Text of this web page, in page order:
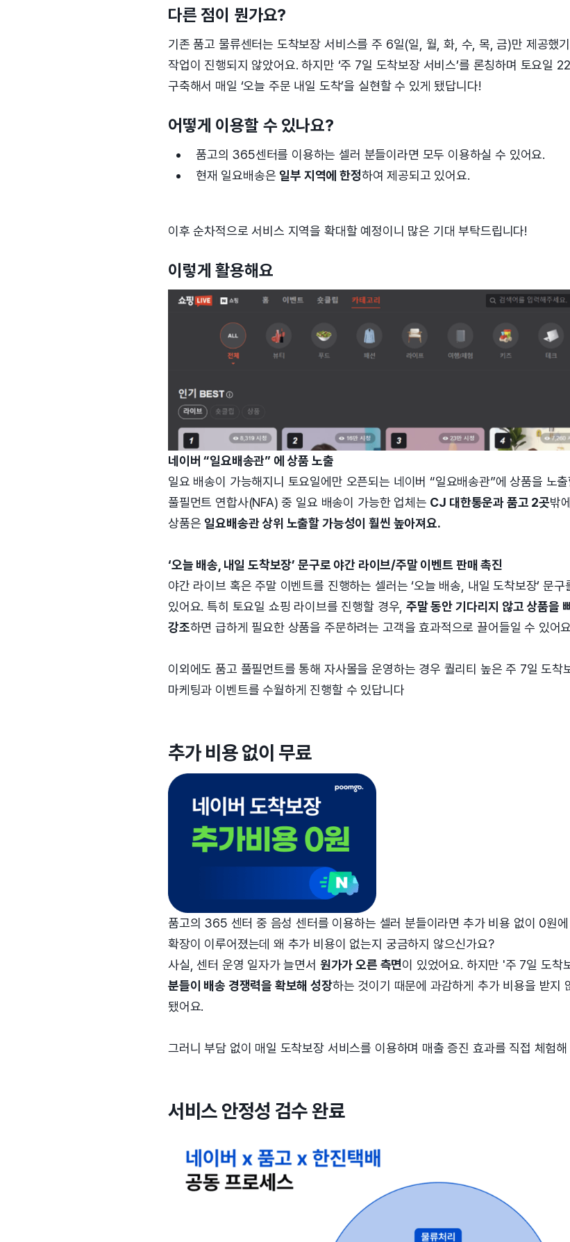
다른 점이 뭔가요?
기존 품고 물류센터는 도착보장 서비스를 주 6일(일, 월, 화, 수, 목, 금)만 제공했
작업이 진행되지 않았어요. 하지만 ‘주 7일 도착보장 서비스’를 론칭하며 토요일
구축해서 매일 ‘오늘 주문 내일 도착’을 실현할 수 있게 됐답니다!
어떻게 이용할 수 있나요?
품고의 365센터를 이용하는 셀러 분들이라면 모두 이용하실 수 있어요.
현재 일요배송은일부 지역에 한정하여 제공되고 있어요.
이후 순차적으로 서비스 지역을 확대할 예정이니 많은 기대 부탁드립니다!
이렇게 활용해요
네이버 “일요배송관” 에 상품 노출
일요 배송이 가능해지니 토요일에만 오픈되는 네이버 “일요배송관”에 상품을 노
풀필먼트 연합사(NFA) 중 일요 배송이 가능한 업체는 CJ 대한통운과 품고 2곳밖
상품은일요배송관 상위 노출할 가능성이 훨씬 높아져요.
‘오늘 배송, 내일 도착보장’ 문구로 야간 라이브/주말 이벤트 판매 촉진
야간 라이브 혹은 주말 이벤트를 진행하는 셀러는 ‘오늘 배송, 내일 도착보장’ 문
있어요. 특히 토요일 쇼핑 라이브를 진행할 경우, 주말 동안 기다리지 않고 상품을
강조하면 급하게 필요한 상품을 주문하려는 고객을 효과적으로 끌어들일 수 있어
이외에도 품고 풀필먼트를 통해 자사몰을 운영하는 경우 퀄리티 높은 주 7일 도착
마케팅과 이벤트를 수월하게 진행할 수 있답니다
추가 비용 없이 무료
품고의 365 센터 중 음성 센터를 이용하는 셀러 분들이라면 추가 비용 없이 0원
확장이 이루어졌는데 왜 추가 비용이 없는지 궁금하지 않으신가요?
사실, 센터 운영 일자가 늘면서 원가가 오른 측면이 있었어요. 하지만 '주 7일 도착
분들이 배송 경쟁력을 확보해 성장하는 것이기 때문에 과감하게 추가 비용을 받지
됐어요.
그러니 부담 없이 매일 도착보장 서비스를 이용하며 매출 증진 효과를 직접 체험
서비스 안정성 검수 완료